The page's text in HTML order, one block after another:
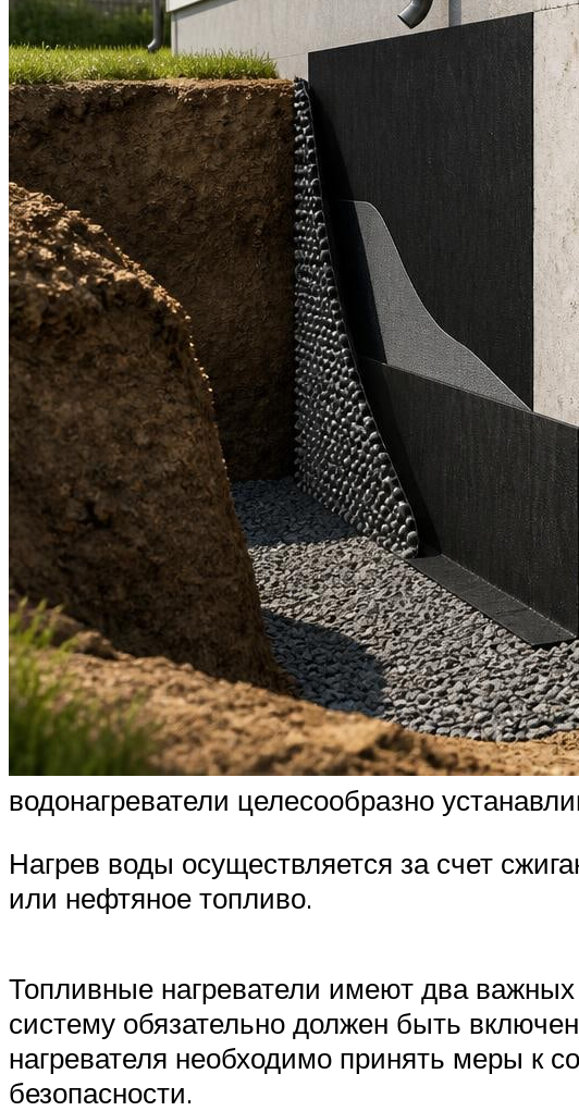
водонагреватели целесообразно
Нагрев воды осуществляется за счет
или нефтяное топливо.
Топливные нагреватели имеют два
систему обязательно должен быть
нагревателя необходимо принять меры к
безопасности.